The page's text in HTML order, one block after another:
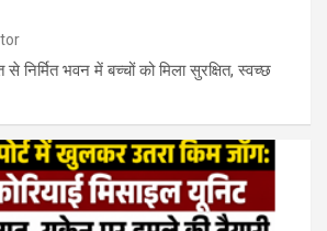
निर्मित भवन में बच्चों को मिला सुरक्षित, स्वच्छ